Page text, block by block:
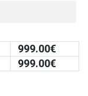
999.00€
999.00€